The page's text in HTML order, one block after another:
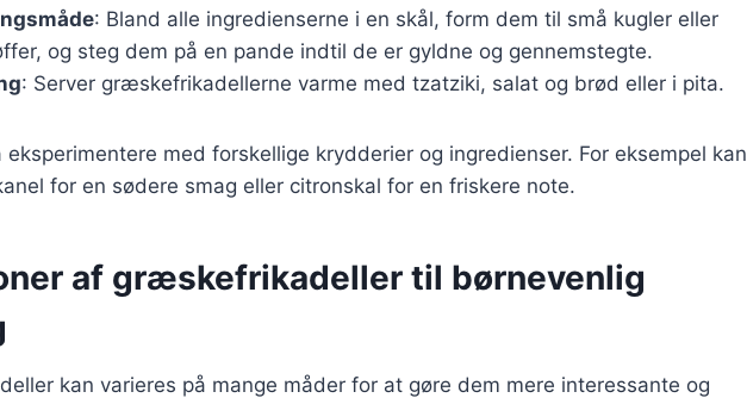
: Bland alle ingredienserne i en skål, form dem til små kugler eller
og steg dem på en pande indtil de er gyldne og gennemstegte.
: Server græskefrikadellerne varme med tzatziki, salat og brød eller i pita.
eksperimentere med forskellige krydderier og ingredienser. For eksempel kan
for en sødere smag eller citronskal for en friskere note.
af græskefrikadeller til børnevenlig
kan varieres på mange måder for at gøre dem mere interessante og